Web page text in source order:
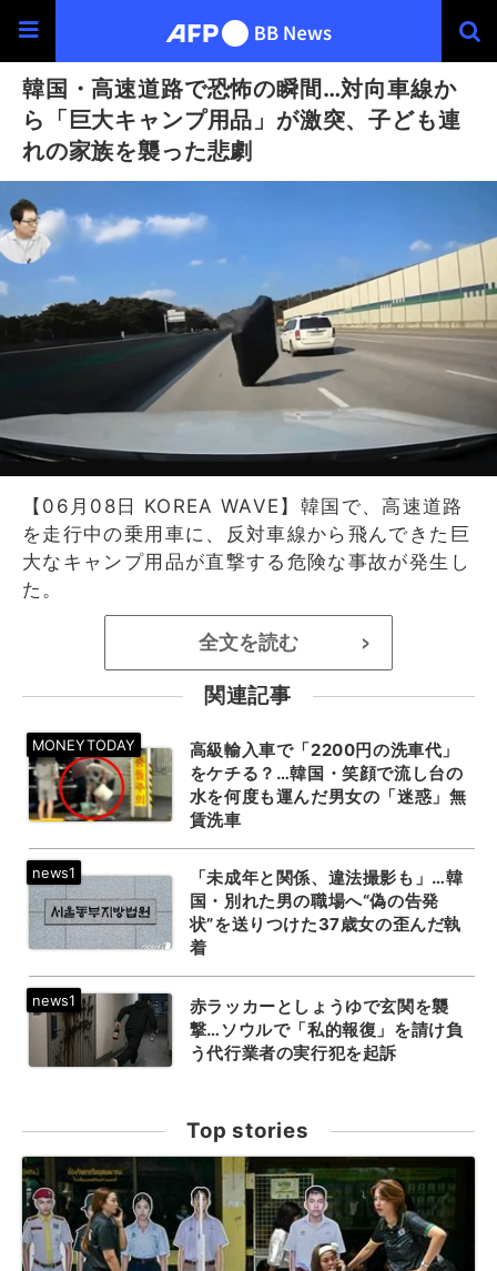
韓国・高速道路で恐怖の瞬間…対向車線か
ら「巨大キャンプ用品」が激突、子ども連
れの家族を襲った悲劇
【06月08日 KOREA WAVE】韓国で、高速道路
を走行中の乗用車に、反対車線から飛んできた巨
大なキャンプ用品が直撃する危険な事故が発生し
た。
全文を読む >
関連記事
高級輸入車で「2200円の洗車代」
をケチる？…韓国・笑顔で流し台の
水を何度も運んだ男女の「迷惑」無
賃洗車
「未成年と関係、違法撮影も」…韓
国・別れた男の職場へ“偽の告発
状”を送りつけた37歳女の歪んだ執
着
赤ラッカーとしょうゆで玄関を襲
撃…ソウルで「私的報復」を請け負
う代行業者の実行犯を起訴
Top stories